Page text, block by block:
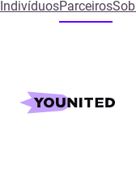
IndivíduosParceiros
Inicial